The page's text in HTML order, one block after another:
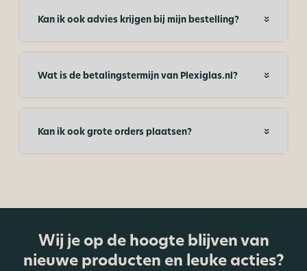
Kan ik ook advies krijgen bij mijn bestelling?
Wat is de betalingstermijn van Plexiglas.nl?
Kan ik ook grote orders plaatsen?
Wij je op de hoogte blijven van
nieuwe producten en leuke acties?